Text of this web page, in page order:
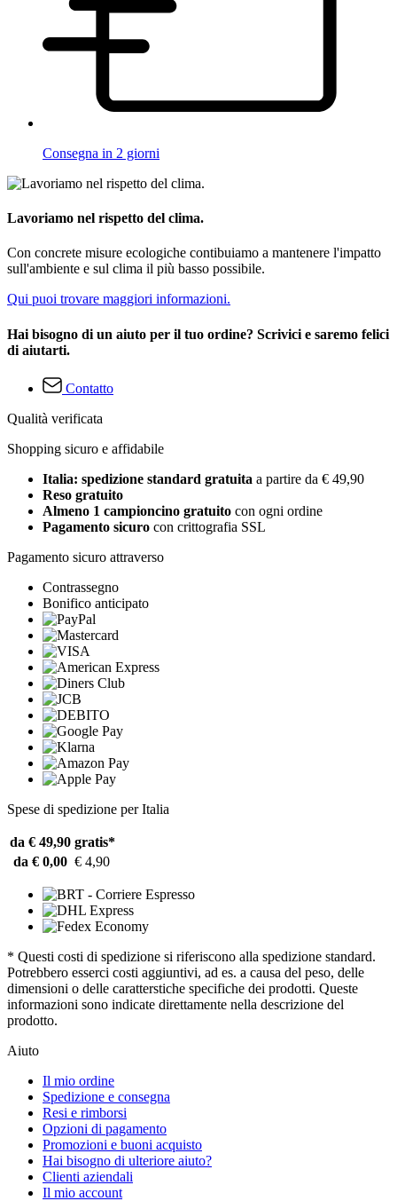
Consegna in 2 giorni
Lavoriamo nel rispetto del clima.
Con concrete misure ecologiche contibuiamo a mantenere l'impatto
sull'ambiente e sul clima il più basso possibile.
Qui puoi trovare maggiori informazioni.
Hai bisogno di un aiuto per il tuo ordine? Scrivici e saremo felici
di aiutarti.
Contatto
Qualità verificata
Shopping sicuro e affidabile
Italia: spedizione standard gratuita a partire da € 49,90
Reso gratuito
Almeno 1 campioncino gratuito con ogni ordine
Pagamento sicuro con crittografia SSL
Pagamento sicuro attraverso
Contrassegno
Bonifico anticipato
Spese di spedizione per Italia
da € 49,90 gratis*
da € 0,00 € 4,90
* Questi costi di spedizione si riferiscono alla spedizione standard.
Potrebbero esserci costi aggiuntivi, ad es. a causa del peso, delle
dimensioni o delle caratterstiche specifiche dei prodotti. Queste
informazioni sono indicate direttamente nella descrizione del
prodotto.
Aiuto
Il mio ordine
Spedizione e consegna
Resi e rimborsi
Opzioni di pagamento
Promozioni e buoni acquisto
Hai bisogno di ulteriore aiuto?
Clienti aziendali
Il mio account